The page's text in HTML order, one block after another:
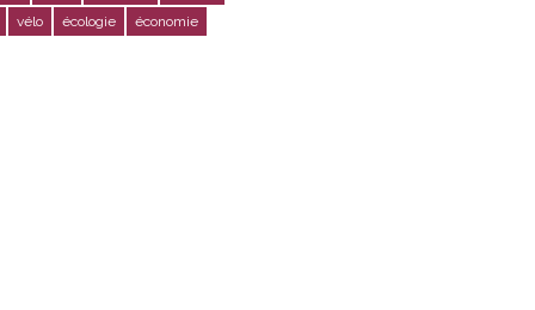
vélo
écologie économie